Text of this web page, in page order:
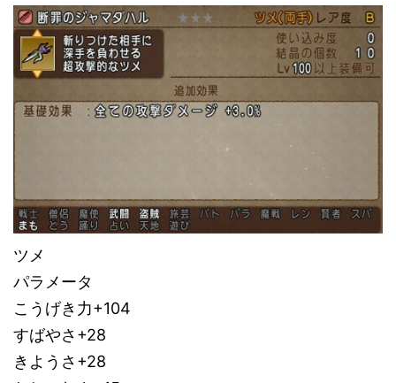
ツメ
パラメータ
こうげき力+104
すばやさ+28
きようさ+28